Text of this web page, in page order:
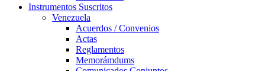
Instrumentos Suscritos
Venezuela
Acuerdos / Convenios
Actas
Reglamentos
Memorámdums